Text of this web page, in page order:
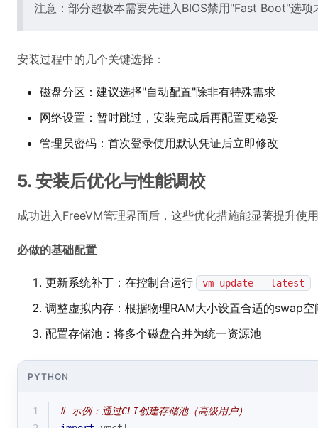
注意：部分超极本需要先进入BIOS禁用"Fast Boot"选项
安装过程中的几个关键选择：
磁盘分区：建议选择"自动配置"除非有特殊需求
网络设置：暂时跳过，安装完成后再配置更稳妥
管理员密码：首次登录使用默认凭证后立即修改
5. 安装后优化与性能调校
成功进入FreeVM管理界面后，这些优化措施能显著提升使用
必做的基础配置
更新系统补丁：在控制台运行 vm-update --latest
调整虚拟内存：根据物理RAM大小设置合适的swap空
配置存储池：将多个磁盘合并为统一资源池
PYTHON
1
# 示例：通过CLI创建存储池（高级用户）